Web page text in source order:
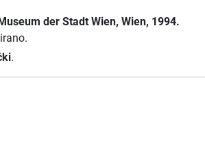
der Stadt Wien, Wien, 1994.
.